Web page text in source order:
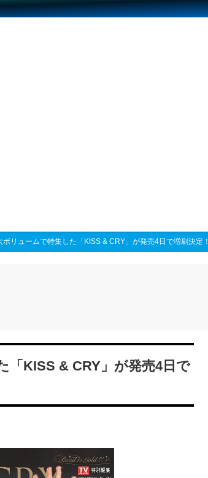
ボリュームで特集した「KISS & CRY」が発売4日で増刷決定！
「KISS & CRY」が発売4日で